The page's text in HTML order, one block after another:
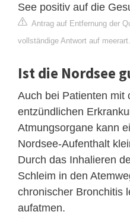
See positiv auf die
Antrag auf Entfernung der
vollständige Antwort auf
Ist die Nordsee
Auch bei Patienten mit
entzündlichen
Atmungsorgane kann
Nordsee-Aufenthalt
Durch das Inhalieren
Schleim in den
chronischer Bronchitis
aufatmen.